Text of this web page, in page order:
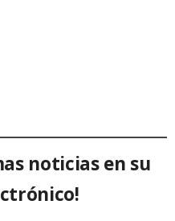
noticias en su